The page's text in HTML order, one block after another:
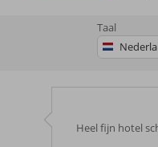
Taal
Heel fijn hotel